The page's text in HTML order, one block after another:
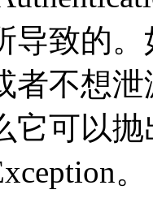
导致的
者不想
它可以抛
。